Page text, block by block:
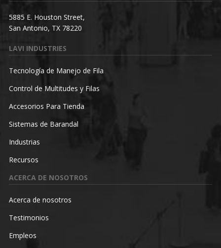
5885 E. Houston Street,
San Antonio, TX 78220
LAVI INDUSTRIES
Tecnología de Manejo de Fila
Control de Multitudes y Filas
Accesorios Para Tienda
Sistemas de Barandal
Industrias
Recursos
ACERCA DE NOSOTROS
Acerca de nosotros
Testimonios
Empleos